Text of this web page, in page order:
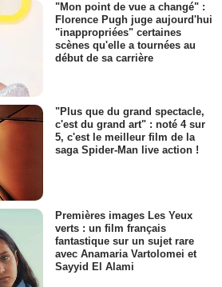
"Mon point de vue a changé" :
Florence Pugh juge aujourd'hui
"inappropriées" certaines
scènes qu'elle a tournées au
début de sa carrière
"Plus que du grand spectacle,
c'est du grand art" : noté 4 sur
5, c'est le meilleur film de la
saga Spider-Man live action !
Premières images Les Yeux
verts : un film français
fantastique sur un sujet rare
avec Anamaria Vartolomei et
Sayyid El Alami